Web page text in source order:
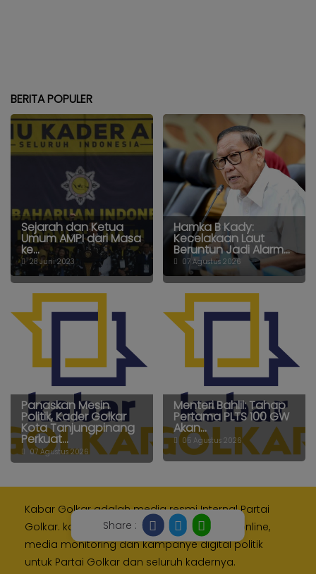
Share :
BERITA POPULER
Sejarah dan Ketua
Umum AMPI dari Masa
ke...
28 Juni 2023
Hamka B Kady:
Kecelakaan Laut
Beruntun Jadi Alarm...
07 Agustus 2026
Panaskan Mesin
Politik, Kader Golkar
Kota Tanjungpinang
Perkuat...
07 Agustus 2026
Menteri Bahlil: Tahap
Pertama PLTS 100 GW
Akan...
05 Agustus 2026
Kabar Golkar adalah media resmi Internal Partai
Golkar. kami memberikan layanan media online,
media monitoring dan kampanye digital politik
untuk Partai Golkar dan seluruh kadernya.